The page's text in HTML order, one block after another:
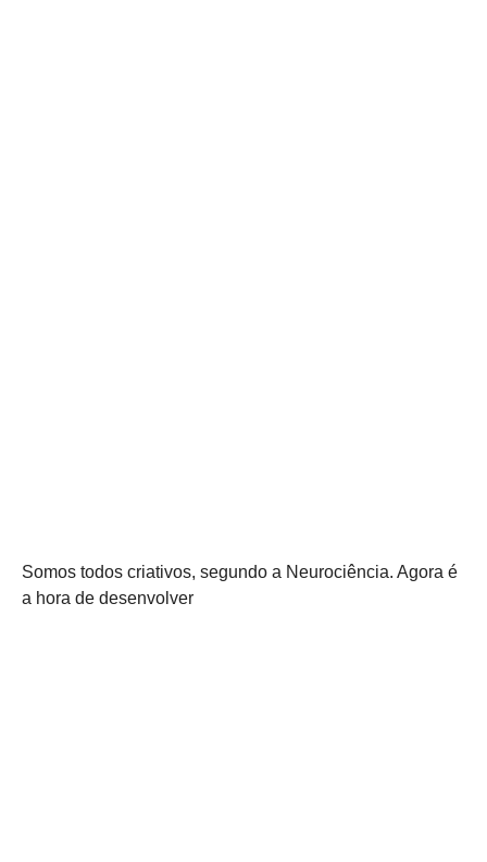
Somos todos criativos, segundo a Neurociência. Agora é
a hora de desenvolver